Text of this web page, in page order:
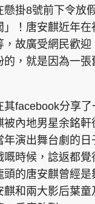
JobMarket 頭條搵工
們 隱私政策聲明 使用
懸掛8號前下令放
」！唐安麒近年
，故廣受網民歡
的，就是因為一
其facebook分享
被內地男星余銘
年演出舞台劇的
嘅時候，諗返都
頭的唐安麒曾經
麒和兩大影后葉